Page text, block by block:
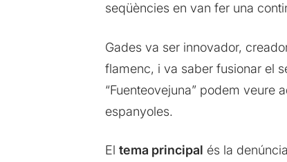
seqüències en van fer una
Gades va ser innovador,
flamenc, i va saber fusionar el
“Fuenteovejuna” podem veure
espanyoles.
El tema principal és la